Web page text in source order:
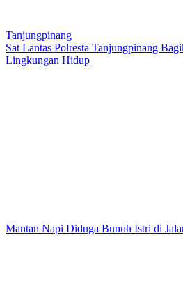
Tanjungpinang
Sat Lantas Polresta Tanjungpinang
Lingkungan Hidup
Mantan Napi Diduga Bunuh Istri di